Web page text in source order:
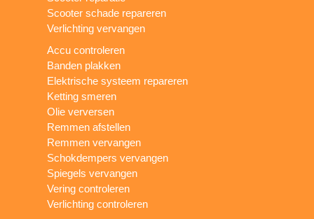
Scooter schade repareren
Verlichting vervangen
Accu controleren
Banden plakken
Elektrische systeem repareren
Ketting smeren
Olie verversen
Remmen afstellen
Remmen vervangen
Schokdempers vervangen
Spiegels vervangen
Vering controleren
Verlichting controleren